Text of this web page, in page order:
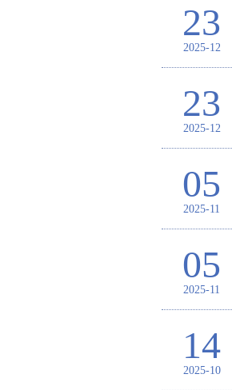
23
2025-12
23
2025-12
05
2025-11
05
2025-11
14
2025-10